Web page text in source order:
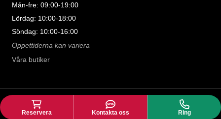
Reservera Kontakta oss Ring
Mån-fre: 09:00-19:00
Lördag: 10:00-18:00
Söndag: 10:00-16:00
Öppettiderna kan variera
Våra butiker
Riddermark Bil AB. All rights
reserved.